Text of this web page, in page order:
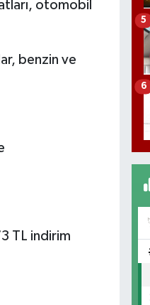
otomobil
benzin ve
TL indirim
5
6